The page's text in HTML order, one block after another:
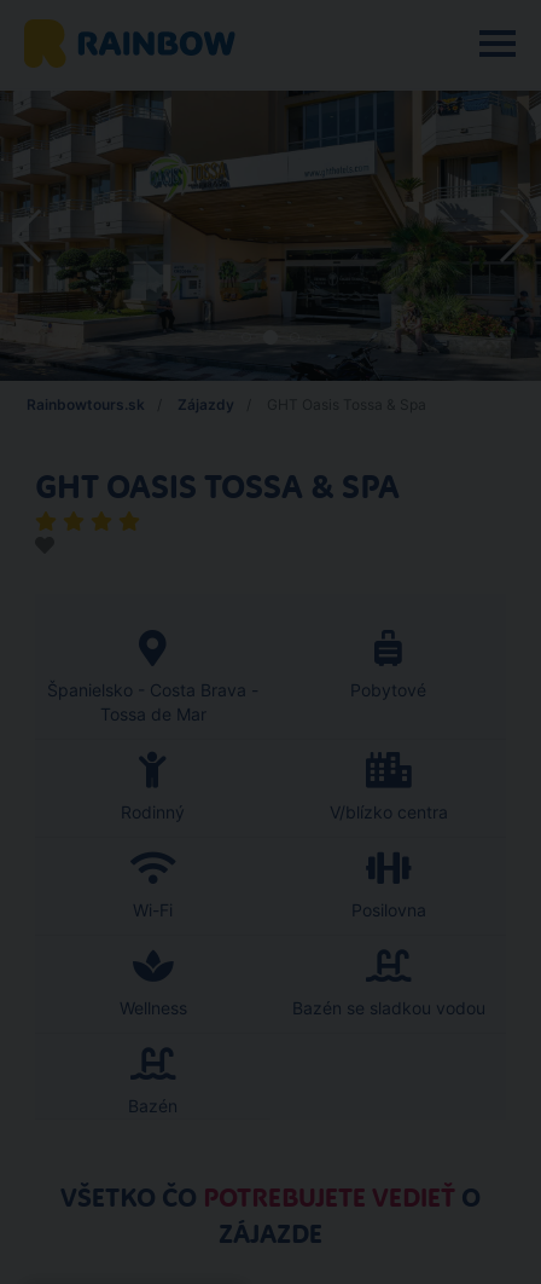
Rainbowtours.sk Zájazdy
GHT OASIS TOSSA & SPA
Španielsko - Costa Brava -
Tossa de Mar
Pobytové
Rodinný V/blízko centra
Wi-Fi Posilovna
Wellness Bazén se sladkou vodou
Bazén
VŠETKO ČO POTREBUJETE VEDIEŤ O
ZÁJAZDE